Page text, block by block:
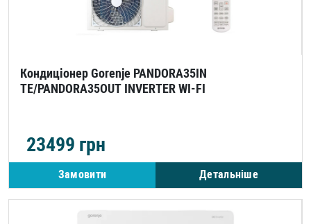
Кондиціонер Gorenje PANDORA35IN
TE/PANDORA35OUT INVERTER WI-FI
23499 грн
Замовити Детальніше